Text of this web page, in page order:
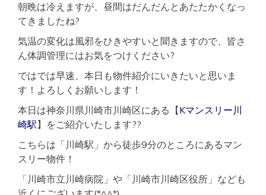
ト
ク
朝晩は冷えますが、昼間はだんだんとあたたかくなっ
てきましたね?
気温の変化は風邪をひきやすいと聞きますので、皆さ
ん体調管理にはお気をつけください?
ではでは早速、本日も物件紹介にいきたいと思いま
す！よろしくお願いします！
本日は神奈川県川崎市川崎区にある【Kマンスリー川
崎駅】をご紹介いたします??
こちらは「川崎駅」から徒歩9分のところにあるマン
スリー物件！
「川崎市立川崎病院」や「川崎市川崎区役所」なども